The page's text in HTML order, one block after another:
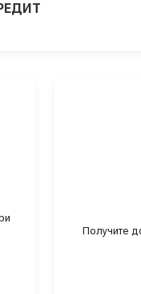
Получите